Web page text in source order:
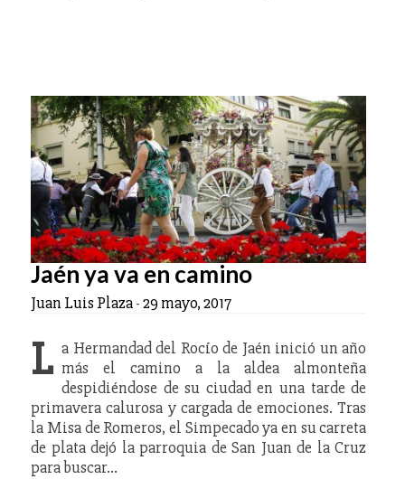
Jaén ya va en camino
Juan Luis Plaza-29 mayo, 2017
L a Hermandad del Rocío de Jaén inició un año
más el camino a la aldea almonteña
despidiéndose de su ciudad en una tarde de
primavera calurosa y cargada de emociones. Tras
la Misa de Romeros, el Simpecado ya en su carreta
de plata dejó la parroquia de San Juan de la Cruz
para buscar…